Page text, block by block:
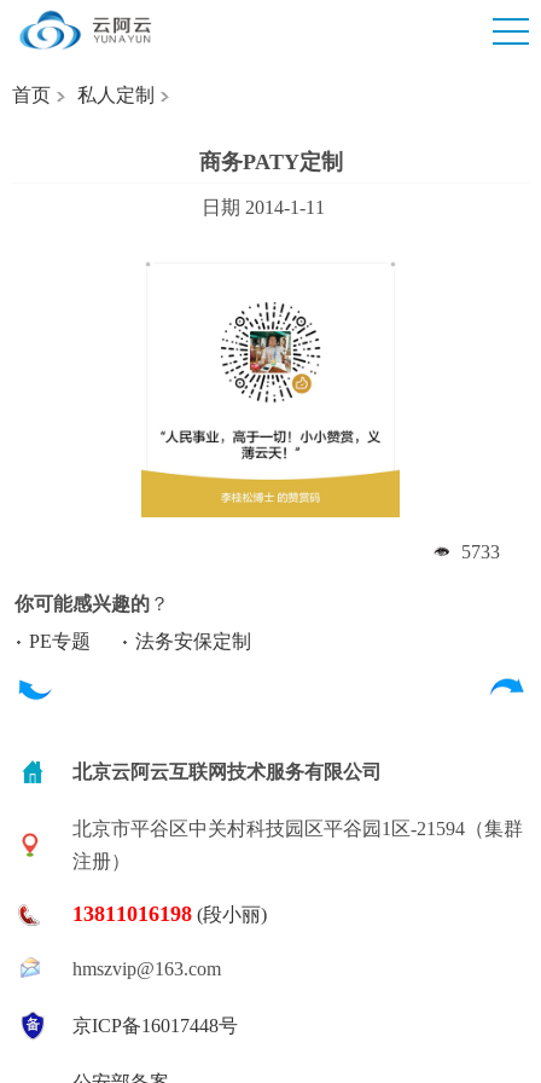
首页 私人定制
商务PATY定制
日期 2014-1-11
5733
你可能感兴趣的 ？
PE专题
法务安保定制
北京云阿云互联网技术服务有限公司
北京市平谷区中关村科技园区平谷园1区-21594（集群
注册）
13811016198 (段小丽)
hmszvip@163.com
京ICP备16017448号